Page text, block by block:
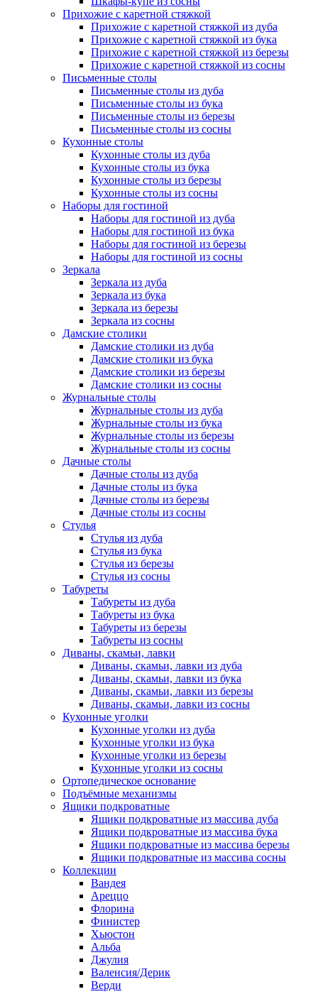
Прихожие с каретной стяжкой
Прихожие с каретной стяжкой из дуба
Прихожие с каретной стяжкой из бука
Прихожие с каретной стяжкой из березы
Прихожие с каретной стяжкой из сосны
Письменные столы
Письменные столы из дуба
Письменные столы из бука
Письменные столы из березы
Письменные столы из сосны
Кухонные столы
Кухонные столы из дуба
Кухонные столы из бука
Кухонные столы из березы
Кухонные столы из сосны
Наборы для гостиной
Наборы для гостиной из дуба
Наборы для гостиной из бука
Наборы для гостиной из березы
Наборы для гостиной из сосны
Зеркала
Зеркала из дуба
Зеркала из бука
Зеркала из березы
Зеркала из сосны
Дамские столики
Дамские столики из дуба
Дамские столики из бука
Дамские столики из березы
Дамские столики из сосны
Журнальные столы
Журнальные столы из дуба
Журнальные столы из бука
Журнальные столы из березы
Журнальные столы из сосны
Дачные столы
Дачные столы из дуба
Дачные столы из бука
Дачные столы из березы
Дачные столы из сосны
Стулья
Стулья из дуба
Стулья из бука
Стулья из березы
Стулья из сосны
Табуреты
Табуреты из дуба
Табуреты из бука
Табуреты из березы
Табуреты из сосны
Диваны, скамьи, лавки
Диваны, скамьи, лавки из дуба
Диваны, скамьи, лавки из бука
Диваны, скамьи, лавки из березы
Диваны, скамьи, лавки из сосны
Кухонные уголки
Кухонные уголки из дуба
Кухонные уголки из бука
Кухонные уголки из березы
Кухонные уголки из сосны
Ортопедическое основание
Подъёмные механизмы
Ящики подкроватные
Ящики подкроватные из массива дуба
Ящики подкроватные из массива бука
Ящики подкроватные из массива березы
Ящики подкроватные из массива сосны
Коллекции
Вандея
Ареццо
Флорина
Финистер
Хьюстон
Альба
Джулия
Валенсия/Дерик
Верди